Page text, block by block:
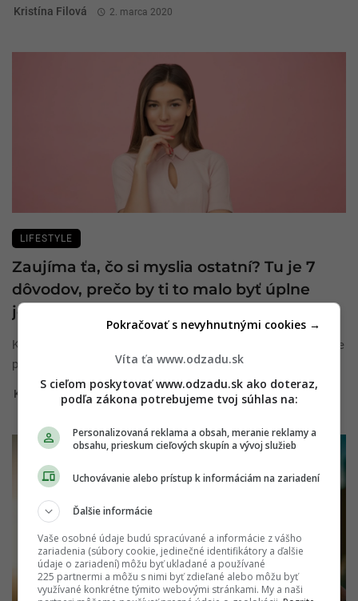
Kristína Filová 2. marca 2020
LIFESTYLE
Zaujíma ťa, čo si myslia ostatní? Tu je 7
dôvodov, prečo by ti to malo byť úplne
jedno
Každý z nás má svoju životnú cestu, na ktorej prekonáva rôzne
prekážky. Stalo sa ti ...
Kristína Filová 1. marca 2020
Víta ťa www.odzadu.sk
S cieľom poskytovať www.odzadu.sk ako doteraz,
podľa zákona potrebujeme tvoj súhlas na:
Personalizovaná reklama a obsah, meranie reklamy a
obsahu, prieskum cieľových skupín a vývoj služieb
Uchovávanie alebo prístup k informáciám na zariadení
Ďalšie informácie
Vaše osobné údaje budú spracúvané a informácie z vášho
zariadenia (súbory cookie, jedinečné identifikátory a ďalšie
údaje o zariadení) môžu byť ukladané a používané
225 partnermi a môžu s nimi byť zdieľané alebo môžu byť
využívané konkrétne týmito webovými stránkami. My a naši
Pokračovať s nevyhnutnými cookies →